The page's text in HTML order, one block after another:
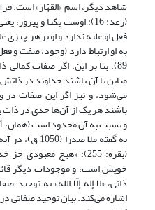
شاهد دیگر، اسم «القهّار» است.
(رعد: 16): اوست یکتا و
فعل او غلبه ندارد و او بر هر
89)، بنا بر این، اگر صفات
مباین با آن باشند خداوند در
می‌شود، و نیز اگر این صفات در
باشند هر یک از آن‌ها حدی در
و نسبت به آن محدود است (همان، 11: 176).
به گفته ملا
(بقره: 255): «هیچ
خویش است، و موجودات دیگر قائم
ذاتی، «لا إله إلّا الله» به توحید
اشاره می‌کند. بیان توحید صفاتی